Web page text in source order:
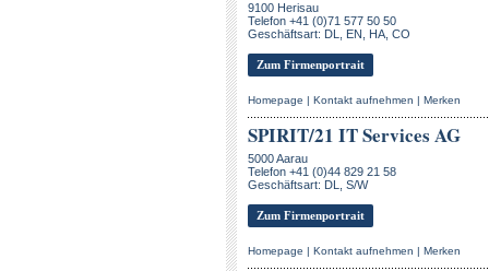
9100 Herisau
Telefon +41 (0)71 577 50 50
Geschäftsart: DL, EN, HA, CO
Zum Firmenportrait
Homepage | Kontakt aufnehmen | Merken
SPIRIT/21 IT Services AG
5000 Aarau
Telefon +41 (0)44 829 21 58
Geschäftsart: DL, S/W
Zum Firmenportrait
Homepage | Kontakt aufnehmen | Merken